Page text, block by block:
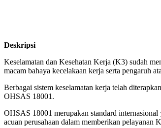
Deskripsi
Keselamatan dan Kesehatan Kerja (K3) sudah
macam bahaya kecelakaan kerja serta pengaruh
Berbagai sistem keselamatan kerja telah
OHSAS 18001.
OHSAS 18001 merupakan standard
acuan perusahaan dalam memberikan